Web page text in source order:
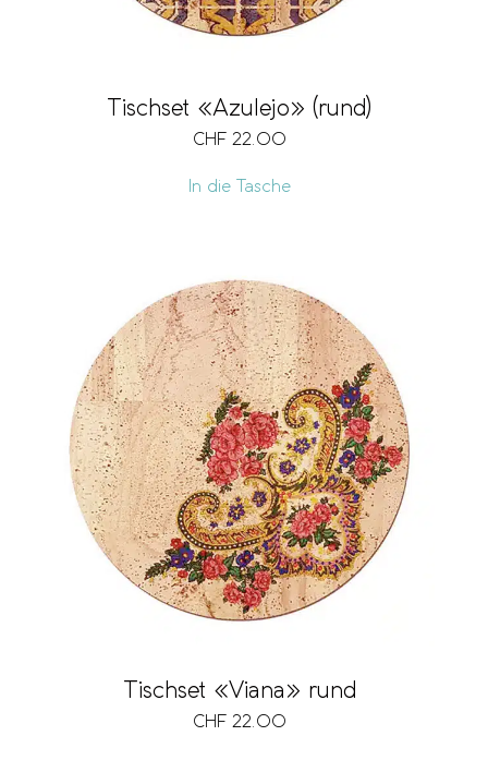
Tischset «Azulejo» (rund)
CHF 22.00
In die Tasche
Tischset «Viana» rund
CHF 22.00